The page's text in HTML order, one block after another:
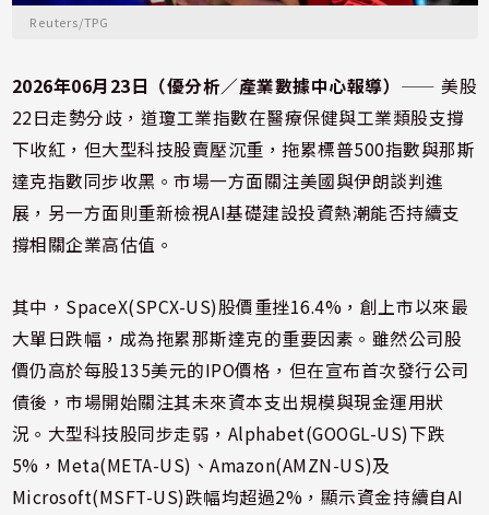
Reuters/TPG
2026年06月23日（優分析／產業數據中心報導） ⸺ 美股
22日走勢分歧，道瓊工業指數在醫療保健與工業類股支撐
下收紅，但大型科技股賣壓沉重，拖累標普500指數與那斯
達克指數同步收黑。市場一方面關注美國與伊朗談判進
展，另一方面則重新檢視AI基礎建設投資熱潮能否持續支
撐相關企業高估值。
其中，SpaceX(SPCX-US)股價重挫16.4%，創上市以來最
大單日跌幅，成為拖累那斯達克的重要因素。雖然公司股
價仍高於每股135美元的IPO價格，但在宣布首次發行公司
債後，市場開始關注其未來資本支出規模與現金運用狀
況。大型科技股同步走弱，Alphabet(GOOGL-US)下跌
5%，Meta(META-US)、Amazon(AMZN-US)及
Microsoft(MSFT-US)跌幅均超過2%，顯示資金持續自AI